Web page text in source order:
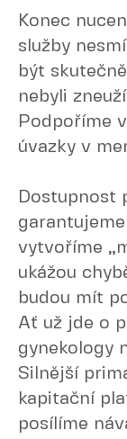
Konec
služby
být
nebyli
Podpoříme
úvazky v
Dostupnost
vytvoříme
ukážou
budou mít
Ať už jde o
gynekology
Silnější
kapitační
posílíme